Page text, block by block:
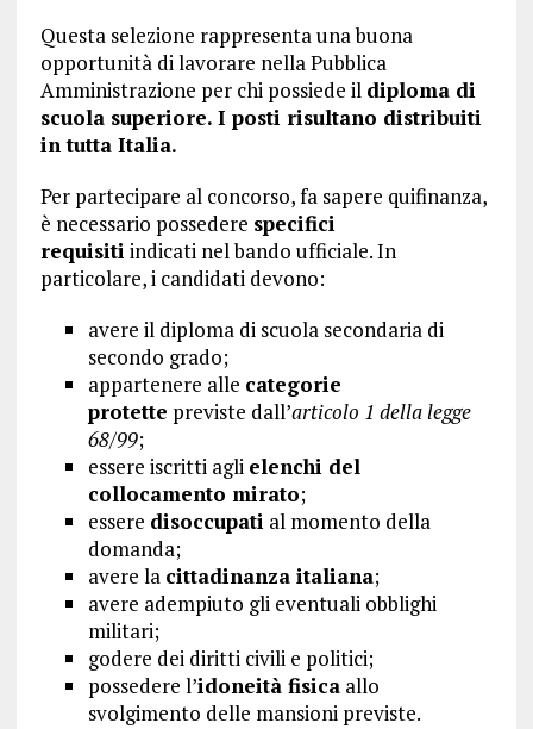
Questa selezione rappresenta una buona
opportunità di lavorare nella Pubblica
Amministrazione per chi possiede il diploma di
scuola superiore. I posti risultano distribuiti
in tutta Italia.
Per partecipare al concorso, fa sapere quifinanza,
è necessario possedere specifici
requisiti indicati nel bando ufficiale. In
particolare, i candidati devono:
avere il diploma di scuola secondaria di
secondo grado;
appartenere alle categorie
protette previste dall’articolo 1 della legge
68/99;
essere iscritti agli elenchi del
collocamento mirato;
essere disoccupati al momento della
domanda;
avere la cittadinanza italiana;
avere adempiuto gli eventuali obblighi
militari;
godere dei diritti civili e politici;
possedere l’idoneità fisicaallo
svolgimento delle mansioni previste.